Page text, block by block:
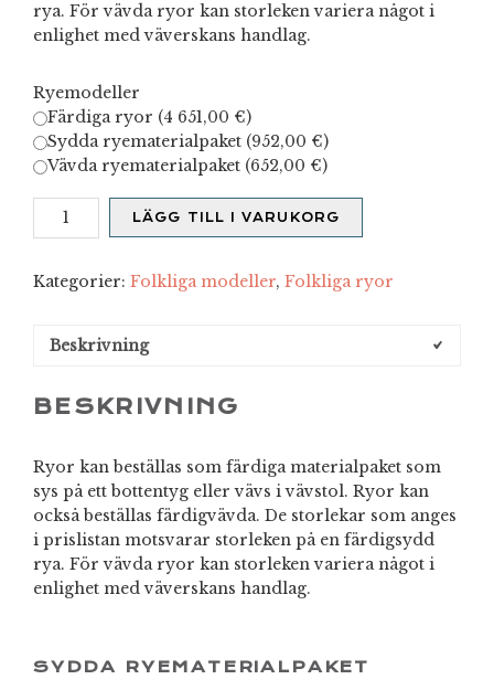
rya. För vävda ryor kan storleken variera något i
enlighet med väverskans handlag.
Ryemodeller
Färdiga ryor (4 651,00 €)
Sydda ryematerialpaket (952,00 €)
Vävda ryematerialpaket (652,00 €)
Vesilahti
XLVIIa
LÄGG TILL I VARUKORG
Kategorier: Folkliga modeller, Folkliga ryor
Beskrivning
BESKRIVNING
Ryor kan beställas som färdiga materialpaket som
sys på ett bottentyg eller vävs i vävstol. Ryor kan
också beställas färdigvävda. De storlekar som anges
i prislistan motsvarar storleken på en färdigsydd
rya. För vävda ryor kan storleken variera något i
enlighet med väverskans handlag.
SYDDA RYEMATERIALPAKET